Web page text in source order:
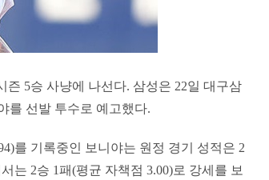
5승 사냥에 나선다. 삼성은 22일 대구삼
를 선발 투수로 예고했다.
를 기록중인 보니야는 원정 경기 성적은 2
는 2승 1패(평균 자책점 3.00)로 강세를 보